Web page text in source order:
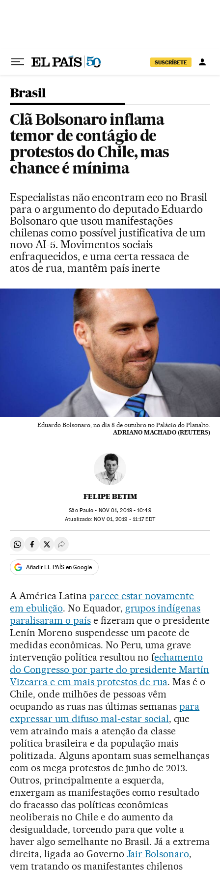
SUSCRÍBETE
Brasil
Clã Bolsonaro inflama
temor de contágio de
protestos do Chile, mas
chance é mínima
Especialistas não encontram eco no Brasil
para o argumento do deputado Eduardo
Bolsonaro que usou manifestações
chilenas como possível justificativa de um
novo AI-5. Movimentos sociais
enfraquecidos, e uma certa ressaca de
atos de rua, mantêm país inerte
Eduardo Bolsonaro, no dia 8 de outubro no Palácio do Planalto.
ADRIANO MACHADO (REUTERS)
FELIPE BETIM
São Paulo - NOV01, 2019 - 10:49
atualizado: NOV01, 2019 - 11:17EDT
Compartir en Whatsapp
Compartir en Facebook
Compartir en Twitter
Desplegar Redes Sociales
Añadir EL PAÍS en Google
A América Latina parece estar novamente
em ebulição. No Equador, grupos indígenas
paralisaram o paíse fizeram que o presidente
Lenín Moreno suspendesse um pacote de
medidas econômicas. No Peru, uma grave
intervenção política resultou no fechamento
do Congresso por parte do presidente Martín
Vizcarra e em mais protestos de rua. Mas é o
Chile, onde milhões de pessoas vêm
ocupando as ruas nas últimas semanaspara
expressar um difuso mal-estar social, que
vem atraindo mais a atenção da classe
política brasileira e da população mais
politizada. Alguns apontam suas semelhanças
com os mega protestos de junho de 2013.
Outros, principalmente a esquerda,
enxergam as manifestações como resultado
do fracasso das políticas econômicas
neoliberais no Chile e do aumento da
desigualdade, torcendo para que volte a
haver algo semelhante no Brasil. Já a extrema
direita, ligada ao Governo Jair Bolsonaro,
vem tratando os manifestantes chilenos